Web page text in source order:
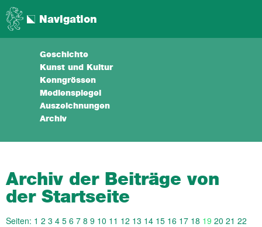
Navigation
Geschichte
Kunst und Kultur
Kenngrössen
Medienspiegel
Auszeichnungen
Archiv
Archiv der Beiträge von
der Startseite
Seiten: 1 2 3 4 5 6 7 8 9 10 11 12 13 14 15 16 17 18 19 20 21 22